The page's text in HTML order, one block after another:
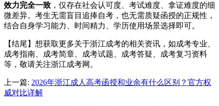
效力完全一致 ，仅存在社会认可度、考试难度、拿证难度的细
微差异。考生无需盲目追捧自考，也无需质疑函授的正规性，
结合自身学习能力、时间精力、学历使用场景选择即可。
【结尾】想获取更多关于浙江成考的相关资讯，如成考专业、
成考指南、成考简章、成考试题、成考答疑、成考复习资料
等，敬请关注浙江成考网。
上一篇: 2026年浙江成人高考函授和业余有什么区别？官方权
威对比详解